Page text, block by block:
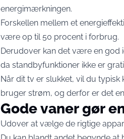
energimærkningen.
Forskellen mellem et
være op til 50 procent i forbrug.
Derudover kan det være en god
da standbyfunktioner ikke er
Når dit tv er slukket, vil du typisk
bruger strøm, og derfor er det
Gode vaner gør
Udover at vælge de rigtige